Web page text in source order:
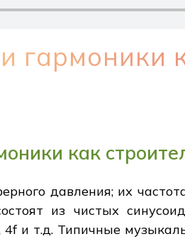
гармоники
как
давления; их
из чистых
и т.д. Типичные